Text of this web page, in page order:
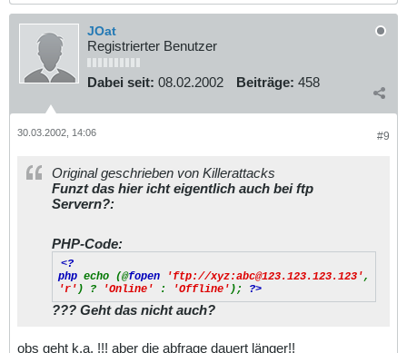
JOat
Registrierter Benutzer
Dabei seit: 08.02.2002 Beiträge: 458
#9
30.03.2002, 14:06
Original geschrieben von Killerattacks
Funzt das hier icht eigentlich auch bei ftp
Servern?:
PHP-Code:
<?
php echo (@fopen 'ftp://xyz:abc@123.123.123.123',
'r' ) ? 'Online' : 'Offline' ); ?>
??? Geht das nicht auch?
obs geht k.a. !!! aber die abfrage dauert länger!!